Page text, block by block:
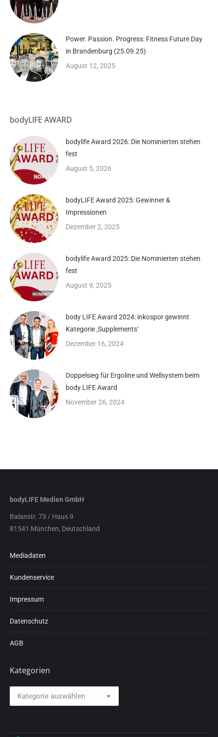
Power. Passion. Progress: Fitness Future Day
in Brandenburg (25.09.25)
August 12, 2025
bodyLIFE AWARD
bodylife Award 2026: Die Nominierten stehen
fest
August 5, 2026
bodyLIFE Award 2025: Gewinner &
Impressionen
Dezember 2, 2025
bodylife Award 2025: Die Nominierten stehen
fest
August 9, 2025
body LIFE Award 2024: inkospor gewinnt
Kategorie ‚Supplements‘
Dezember 16, 2024
Doppelsieg für Ergoline und Wellsystem beim
body LIFE Award
November 26, 2024
bodyLIFE Medien GmbH
Balanstr. 73 / Haus 9
81541 München, Deutschland
Mediadaten
Kundenservice
Impressum
Datenschutz
AGB
Kategorien
Kategorien